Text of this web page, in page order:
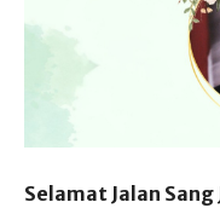
Selamat Jalan